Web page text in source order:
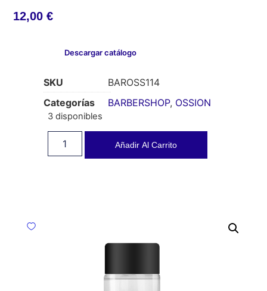
12,00€
Descargar catálogo
SKU
BAROSS114
Categorías
BARBERSHOP, OSSION
3 disponibles
Añadir Al Carrito